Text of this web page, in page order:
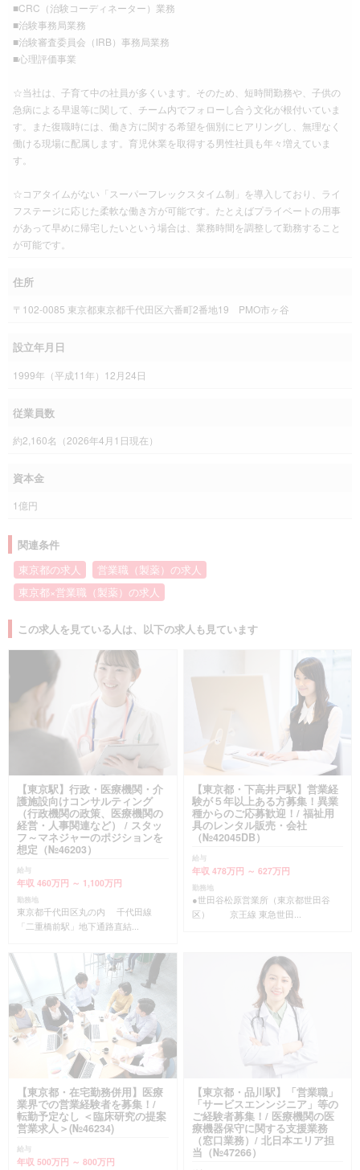
■CRC（治験コーディネーター）業務
■治験事務局業務
■治験審査委員会（IRB）事務局業務
■心理評価事業
☆当社は、子育て中の社員が多くいます。そのため、短時間勤務や、子供の
急病による早退等に関して、チーム内でフォローし合う文化が根付いていま
す。また復職時には、働き方に関する希望を個別にヒアリングし、無理なく
働ける現場に配属します。育児休業を取得する男性社員も年々増えていま
す。
☆コアタイムがない「スーパーフレックスタイム制」を導入しており、ライ
フステージに応じた柔軟な働き方が可能です。たとえばプライベートの用事
があって早めに帰宅したいという場合は、業務時間を調整して勤務すること
が可能です。
住所
〒102-0085 東京都東京都千代田区六番町2番地19 PMO市ヶ谷
設立年月日
1999年（平成11年）12月24日
従業員数
約2,160名（2026年4月1日現在）
資本金
1億円
関連条件
東京都の求人
営業職（製薬）の求人
東京都×営業職（製薬）の求人
この求人を見ている人は、以下の求人も見ています
【東京駅】行政・医療機関・介
護施設向けコンサルティング
（行政機関の政策、医療機関の
経営・人事関連など） / スタッ
フ～マネジャーのポジションを
想定（№46203）
給与
年収 460万円 ～ 1,100万円
勤務地
東京都千代田区丸の内 千代田線
「二重橋前駅」地下通路直結...
【東京都・下高井戸駅】営業経
験が５年以上ある方募集！異業
種からのご応募歓迎！/ 福祉用
具のレンタル販売・会社
（№42045DB）
給与
年収 478万円 ～ 627万円
勤務地
●世田谷松原営業所（東京都世田谷
区） 京王線 東急世田...
【東京都・在宅勤務併用】医療
業界での営業経験者を募集！/
転勤予定なし ＜臨床研究の提案
営業求人＞(№46234)
給与
年収 500万円 ～ 800万円
【東京都・品川駅】「営業職」
「サービスエンンジニア」等の
ご経験者募集！/ 医療機関の医
療機器保守に関する支援業務
（窓口業務）/ 北日本エリア担
当（№47266）